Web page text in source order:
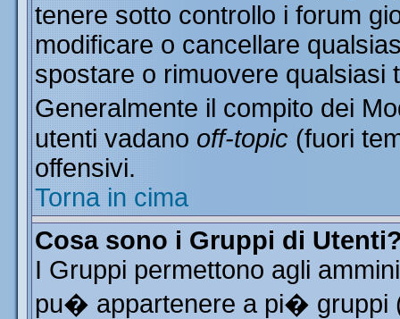
tenere sotto controllo i forum
modificare o cancellare
spostare o rimuovere qualsiasi
Generalmente il compito dei
utenti vadano off-topic (fuori
offensivi.
Torna in cima
Cosa sono i Gruppi di
I Gruppi permettono agli
pu� appartenere a pi� gruppi